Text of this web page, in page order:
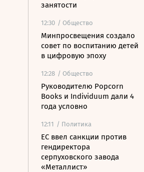
занятости
12:30 / Общество
Минпросвещения создало
совет по воспитанию детей
в цифровую эпоху
12:28 / Общество
Руководителю Popcorn
Books и Individuum дали 4
года условно
12:11 / Политика
ЕС ввел санкции против
гендиректора
серпуховского завода
«Металлист»